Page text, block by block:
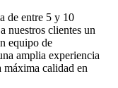
de entre 5 y 10
nuestros clientes un
equipo de
amplia experiencia
máxima calidad en